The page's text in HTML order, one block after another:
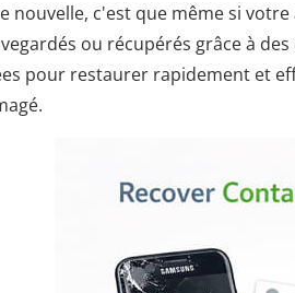
nouvelle, c'est que même si
ou récupérés grâce à
pour restaurer rapidement et